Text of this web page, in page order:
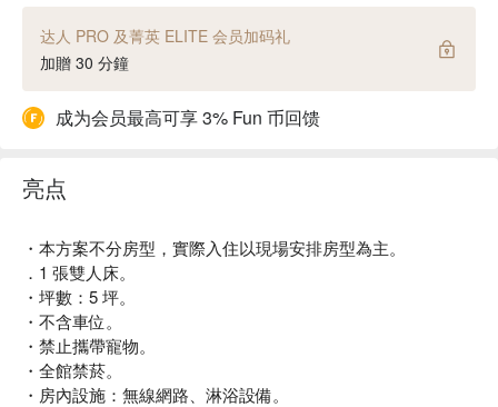
达人 PRO 及菁英 ELITE 会员加码礼
加贈 30 分鐘
成为会员最高可享 3% Fun 币回馈
亮点
・本方案不分房型，實際入住以現場安排房型為主。
．1 張雙人床。
・坪數：5 坪。
・不含車位。
・禁止攜帶寵物。
・全館禁菸。
・房內設施：無線網路、淋浴設備。